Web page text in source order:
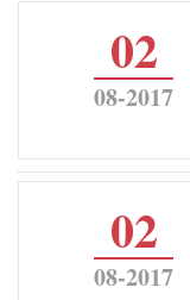
02
08-2017
02
08-2017